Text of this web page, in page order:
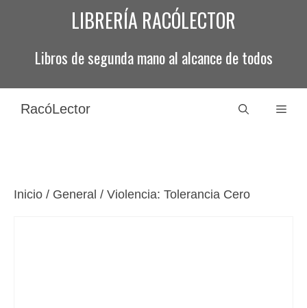
LIBRERÍA RACÓLECTOR
Libros de segunda mano al alcance de todos
RacóLector
Inicio / General / Violencia: Tolerancia Cero